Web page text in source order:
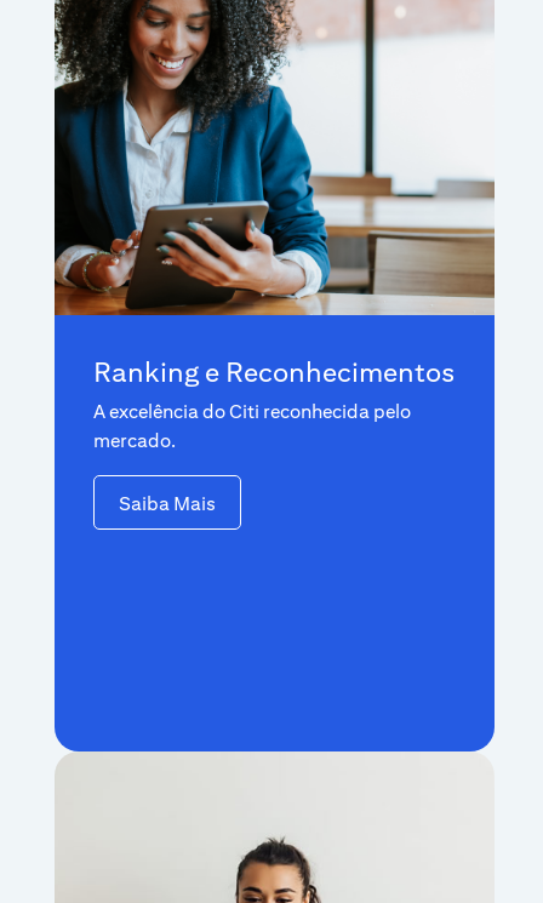
Ranking e Reconhecimentos
A excelência do Citi reconhecida pelo
mercado.
Saiba Mais